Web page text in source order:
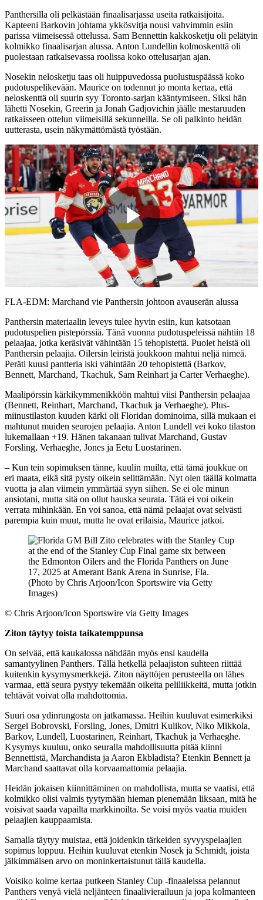
Panthersilla oli pelkästään finaalisarjassa useita ratkaisijoita.
Kapteeni Barkovin johtama ykkösvitja nousi vahvimmin esiin
parissa viimeisessä ottelussa. Sam Bennettin kakkosketju oli pelätyin
kolmikko finaalisarjan alussa. Anton Lundellin kolmoskenttä oli
puolestaan ratkaisevassa roolissa koko ottelusarjan ajan.
Nosekin nelosketju taas oli huippuvedossa puolustuspäässä koko
pudotuspelikevään. Maurice on todennut jo monta kertaa, että
neloskenttä oli suurin syy Toronto-sarjan kääntymiseen. Siksi hän
lähetti Nosekin, Greerin ja Jonah Gadjovichin jäälle mestaruuden
ratkaisseen ottelun viimeisillä sekunneilla. Se oli palkinto heidän
uutterasta, usein näkymättömästä työstään.
Play
Video
FLA-EDM: Marchand vie Panthersin johtoon avauserän alussa
Panthersin materiaalin leveys tulee hyvin esiin, kun katsotaan
pudotuspelien pistepörssiä. Tänä vuonna pudotuspeleissä nähtiin 18
pelaajaa, jotka keräsivät vähintään 15 tehopistettä. Puolet heistä oli
Panthersin pelaajia. Oilersin leiristä joukkoon mahtui neljä nimeä.
Peräti kuusi pantteria iski vähintään 20 tehopistettä (Barkov,
Bennett, Marchand, Tkachuk, Sam Reinhart ja Carter Verhaeghe).
Maalipörssin kärkikymmenikköön mahtui viisi Panthersin pelaajaa
(Bennett, Reinhart, Marchand, Tkachuk ja Verhaeghe). Plus-
miinustilaston kuuden kärki oli Floridan dominoima, sillä mukaan ei
mahtunut muiden seurojen pelaajia. Anton Lundell vei koko tilaston
lukemallaan +19. Hänen takanaan tulivat Marchand, Gustav
Forsling, Verhaeghe, Jones ja Eetu Luostarinen.
– Kun tein sopimuksen tänne, kuulin muilta, että tämä joukkue on
eri maata, eikä sitä pysty oikein selittämään. Nyt olen täällä kolmatta
vuotta ja alan viimein ymmärtää syyn siihen. Se ei ole minun
ansiotani, mutta sitä on ollut hauska seurata. Tätä ei voi oikein
verrata mihinkään. En voi sanoa, että nämä pelaajat ovat selvästi
parempia kuin muut, mutta he ovat erilaisia, Maurice jatkoi.
© Chris Arjoon/Icon Sportswire via Getty Images
Ziton täytyy toista taikatemppunsa
On selvää, että kaukalossa nähdään myös ensi kaudella
samantyylinen Panthers. Tällä hetkellä pelaajiston suhteen riittää
kuitenkin kysymysmerkkejä. Ziton näyttöjen perusteella on lähes
varmaa, että seura pystyy tekemään oikeita peliliikkeitä, mutta jotkin
tehtävät voivat olla mahdottomia.
Suuri osa ydinrungosta on jatkamassa. Heihin kuuluvat esimerkiksi
Sergei Bobrovski, Forsling, Jones, Dmitri Kulikov, Niko Mikkola,
Barkov, Lundell, Luostarinen, Reinhart, Tkachuk ja Verhaeghe.
Kysymys kuuluu, onko seuralla mahdollisuutta pitää kiinni
Bennettistä, Marchandista ja Aaron Ekbladista? Etenkin Bennett ja
Marchand saattavat olla korvaamattomia pelaajia.
Heidän jokaisen kiinnittäminen on mahdollista, mutta se vaatisi, että
kolmikko olisi valmis tyytymään hieman pienemään liksaan, mitä he
voisivat saada vapailta markkinoilta. Se voisi myös vaatia muiden
pelaajien kauppaamista.
Samalla täytyy muistaa, että joidenkin tärkeiden syvyyspelaajien
sopimus loppuu. Heihin kuuluvat etenkin Nosek ja Schmidt, joista
jälkimmäisen arvo on moninkertaistunut tällä kaudella.
Voisiko kolme kertaa putkeen Stanley Cup -finaaleissa pelannut
Panthers venyä vielä neljänteen finaalivierailuun ja jopa kolmanteen